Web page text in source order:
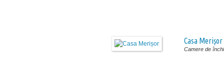
Casa Merișor
Camere de